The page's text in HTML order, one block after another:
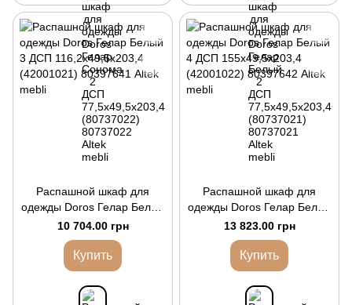
Распашной шкаф для
одежды Doros Гелар Белый
3 ДСП 116,2х49,5х203,4
(42001021)
10 704.00 грн
Купить
Распашной шкаф для
одежды Doros Гелар Белый
4 ДСП 155х49,5х203,4
(42001022)
13 823.00 грн
Купить